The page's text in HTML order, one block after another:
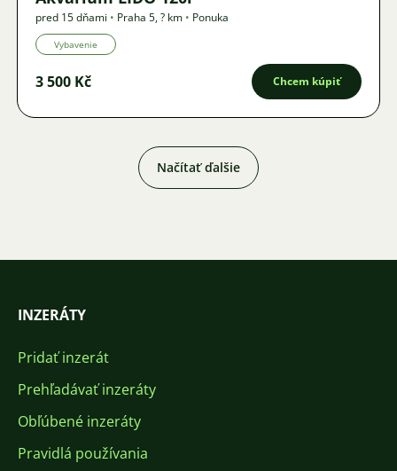
pred 15 dňami • Praha 5,? km • Ponuka
Vybavenie
3 500 Kč Chcem kúpiť
Načítať ďalšie
INZERÁTY
Pridať inzerát
Prehľadávať inzeráty
Obľúbené inzeráty
Pravidlá používania